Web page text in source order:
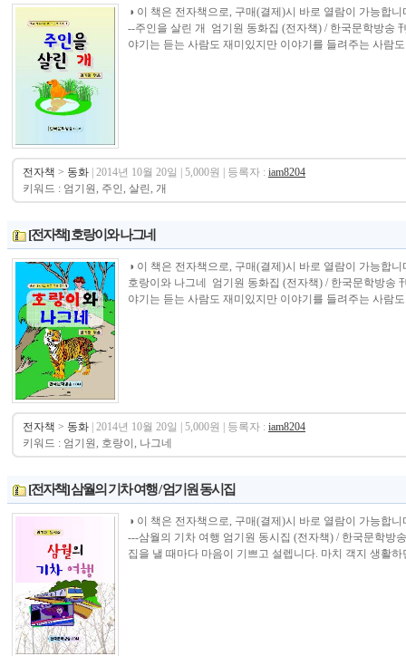
◑ 이 책은 전자책으로, 구매(결제)시 바로 열람이 가능합
--주인을 살린 개 엄기원 동화집 (전자책) / 한국문학방송
야기는 듣는 사람도 재미있지만 이야기를 들려주는 사람
전자책 > 동화 | 2014년 10월 20일 | 5,000원 | 등록자 : iam8204
키워드 : 엄기원, 주인, 살린, 개
[전자책] 호랑이와 나그네
◑ 이 책은 전자책으로, 구매(결제)시 바로 열람이 가능합
호랑이와 나그네 엄기원 동화집 (전자책) / 한국문학방송
야기는 듣는 사람도 재미있지만 이야기를 들려주는 사람
전자책 > 동화 | 2014년 10월 20일 | 5,000원 | 등록자 : iam8204
키워드 : 엄기원, 호랑이, 나그네
[전자책] 삼월의 기차 여행 / 엄기원 동시집
◑ 이 책은 전자책으로, 구매(결제)시 바로 열람이 가능합
---삼월의 기차 여행 엄기원 동시집 (전자책) / 한국문학방
집을 낼 때마다 마음이 기쁘고 설렙니다. 마치 객지 생활